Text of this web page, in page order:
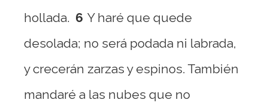
hollada. 6 Y haré que quede
desolada; no será podada ni labrada,
y crecerán zarzas y espinos. También
mandaré a las nubes que no